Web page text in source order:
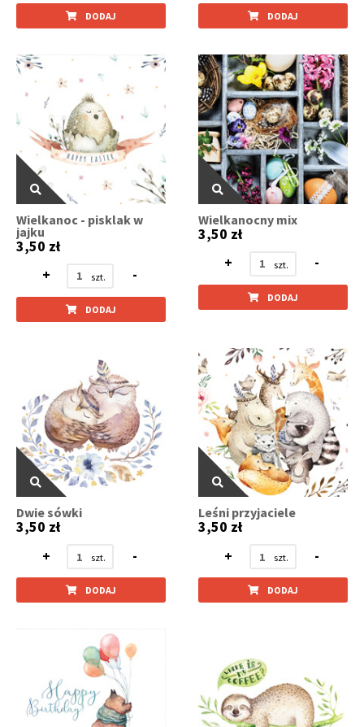
DODAJ DODAJ
Wielkanoc - pisklak w
jajku
3,50 zł
+
-
DODAJ
Wielkanocny mix
3,50 zł
+
-
DODAJ
Dwie sówki
3,50 zł
+
-
DODAJ
Leśni przyjaciele
3,50 zł
+
-
DODAJ